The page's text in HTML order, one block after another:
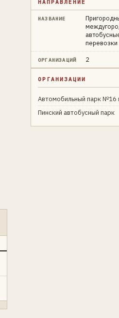
НАПРАВЛЕНИЕ
НАЗВАНИЕ
перевозки
ОРГАНИЗАЦИЙ 2
ОРГАНИЗАЦИИ
Автомобильный парк №16
Пинский автобусный парк